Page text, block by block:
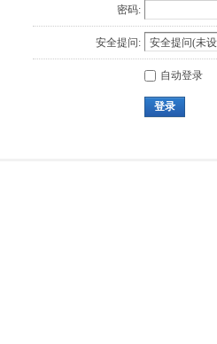
密码:
安全提问:
自动登录
登录